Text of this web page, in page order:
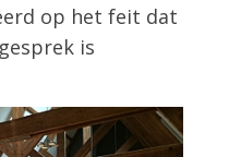
op het feit dat
is